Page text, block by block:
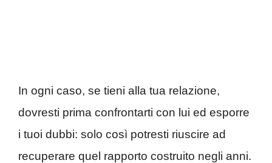
In ogni caso, se tieni alla tua relazione,
dovresti prima confrontarti con lui ed esporre
i tuoi dubbi: solo così potresti riuscire ad
recuperare quel rapporto costruito negli anni.